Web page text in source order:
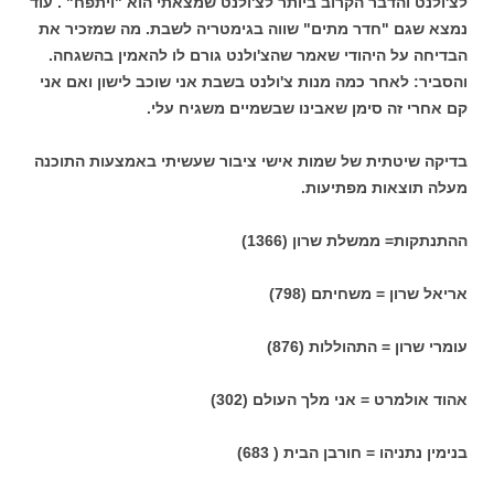
נמצא שגם "חדר מתים" שווה בגימטריה לשבת. מה שמזכיר את
הבדיחה על היהודי שאמר שהצ'ולנט גורם לו להאמין בהשגחה.
והסביר: לאחר כמה מנות צ'ולנט בשבת אני שוכב לישון ואם אני
קם אחרי זה סימן שאבינו שבשמיים משגיח עלי.
בדיקה שיטתית של שמות אישי ציבור שעשיתי באמצעות התוכנה
מעלה תוצאות מפתיעות.
ההתנתקות= ממשלת שרון (1366)
אריאל שרון = משחיתם (798)
עומרי שרון = התהוללות (876)
אהוד אולמרט = אני מלך העולם (302)
בנימין נתניהו = חורבן הבית ( 683)